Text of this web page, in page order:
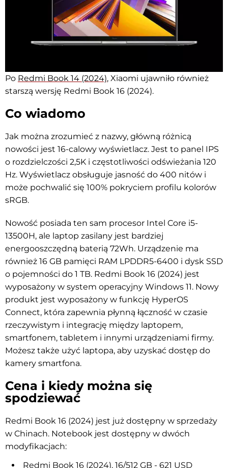
Po Redmi Book 14 (2024), Xiaomi ujawniło również
starszą wersję Redmi Book 16 (2024).
Co wiadomo
Jak można zrozumieć z nazwy, główną różnicą
nowości jest 16-calowy wyświetlacz. Jest to panel IPS
o rozdzielczości 2,5K i częstotliwości odświeżania 120
Hz. Wyświetlacz obsługuje jasność do 400 nitów i
może pochwalić się 100% pokryciem profilu kolorów
sRGB.
Nowość posiada ten sam procesor Intel Core i5-
13500H, ale laptop zasilany jest bardziej
energooszczędną baterią 72Wh. Urządzenie ma
również 16 GB pamięci RAM LPDDR5-6400 i dysk SSD
o pojemności do 1 TB. Redmi Book 16 (2024) jest
wyposażony w system operacyjny Windows 11. Nowy
produkt jest wyposażony w funkcję HyperOS
Connect, która zapewnia płynną łączność w czasie
rzeczywistym i integrację między laptopem,
smartfonem, tabletem i innymi urządzeniami firmy.
Możesz także użyć laptopa, aby uzyskać dostęp do
kamery smartfona.
Cena i kiedy można się
spodziewać
Redmi Book 16 (2024) jest już dostępny w sprzedaży
w Chinach. Notebook jest dostępny w dwóch
modyfikacjach:
Redmi Book 16 (2024), 16/512 GB - 621 USD